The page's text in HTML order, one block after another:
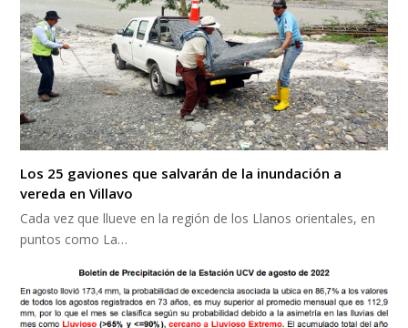
Los 25 gaviones que salvarán de la inundación a
vereda en Villavo
Cada vez que llueve en la región de los Llanos orientales, en
puntos como La…